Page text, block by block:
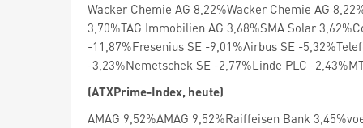
Wacker Chemie AG 8,22%Wacker Chemie AG
3,70%TAG Immobilien AG 3,68%SMA Solar
-11,87%Fresenius SE -9,01%Airbus SE -
-3,23%Nemetschek SE -2,77%Linde PLC -
(ATXPrime-Index, heute)
AMAG 9,52%AMAG 9,52%Raiffeisen Bank